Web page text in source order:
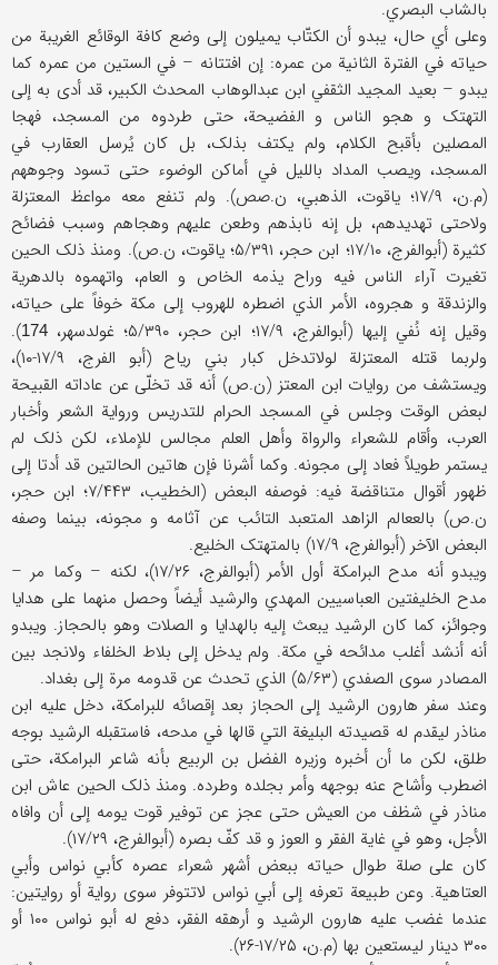
بالشاب البصري.
وعلی أي حال، یبدو أن الکتّاب یمیلون إلی وضع کافة الوقائع الغریبة من
حیاته في الفترة الثانیة من عمره: إن افتتانه – في الستین من عمره کما
یبدو – بعید المجید الثقفي ابن عبدالوهاب المحدث الکبیر، قد أدی به إلی
التهتک و هجو الناس و الفضیحة، حتی طردوه من المسجد، فهجا
المصلین بأقبح الکلام، ولم یکتف بذلک، بل کان یُرسل العقارب في
المسجد، ویصب المداد باللیل في أماکن الوضوء حتی تسود وجوههم
(م.ن، ۱۷/۹؛ یاقوت، الذهبي، ن.صص). ولم تنفع معه مواعظ المعتزلة
ولاحتی تهدیدهم، بل إنه نابذهم وطعن علیهم وهجاهم وسبب فضائح
کثیرة (أبوالفرج، ۱۷/۱۰؛ ابن حجر، ۵/۳۹۱؛ یاقوت، ن.ص). ومنذ ذلک الحین
تغیرت آراء الناس فیه وراح یذمه الخاص و العام، واتهموه بالدهریة
والزندقة و هجروه، الأمر الذي اضطره للهروب إلی مکة خوفاً علی حیاته،
وقیل إنه نُفي إلیها (أبوالفرج، ۱۷/۹؛ ابن حجر، ۵/۳۹۰؛ غولدسهر،
174
).
ولربما قتله المعتزلة لولاتدخل کبار بني ریاح (أبو الفرج، ۱۷/۹-۱۰)،
ویستشف من روایات ابن المعتز (ن.ص) أنه قد تخلّی عن عاداته القبیحة
لبعض الوقت وجلس في المسجد الحرام للتدریس وروایة الشعر وأخبار
العرب، وأقام للشعراء والرواة وأهل العلم مجالس للإملاء، لکن ذلک لم
یستمر طویلاً فعاد إلی مجونه. وکما أشرنا فإن هاتین الحالتین قد أدتا إلی
ظهور أقوال متناقضة فیه: فوصفه البعض (الخطیب، ۷/۴۴۳؛ ابن حجر،
ن.ص) بالععالم الزاهد المتعبد التائب عن آثامه و مجونه، بینما وصفه
البعض الآخر (أبوالفرج، ۱۷/۹) بالمتهتک الخلیع.
ویبدو أنه مدح البرامکة أول الأمر (أبوالفرج، ۱۷/۲۶)، لکنه – وکما مر –
مدح الخلیفتین العباسیین المهدي والرشید أیضاً وحصل منهما علی هدایا
وجوائز، کما کان الرشید یبعث إلیه بالهدایا و الصلات وهو بالحجاز. ویبدو
أنه أنشد أغلب مدائحه في مکة. ولم یدخل إلی بلاط الخلفاء ولانجد بین
المصادر سوی الصفدي (۵/۶۳) الذي تحدث عن قدومه مرة إلی بغداد.
وعند سفر هارون الرشید إلی الحجاز بعد إقصائه للبرامکة، دخل علیه ابن
مناذر لیقدم له قصیدته البلیغة التي قالها في مدحه، فاستقبله الرشید بوجه
طلق، لکن ما أن أخبره وزیره الفضل بن الربیع بأنه شاعر البرامکة، حتی
اضطرب وأشاح عنه بوجهه وأمر بجلده وطرده. ومنذ ذلک الحین عاش ابن
مناذر في شظف من العیش حتی عجز عن توفیر قوت یومه إلی أن وافاه
الأجل، وهو في غایة الفقر و العوز و قد کفّ بصره (أبوالفرج، ۱۷/۲۹).
کان علی صلة طوال حیاته ببعض أشهر شعراء عصره کأبي نواس وأبي
العتاهیة. وعن طبیعة تعرفه إلی أبي نواس لاتتوفر سوی روایة أو روایتین:
عندما غضب علیه هارون الرشید و أرهقه الفقر، دفع له أبو نواس ۱۰۰ أو
۳۰۰ دینار لیستعین بها (م.ن، ۱۷/۲۵-۲۶).